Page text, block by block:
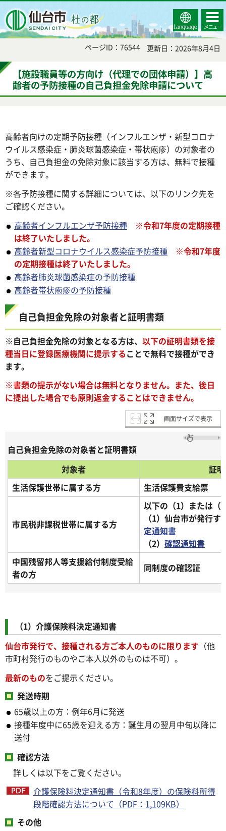
Select
Language
コンテ
ンツメ
ニュー
ページID：76544 更新日：2026年8月4日
【施設職員等の方向け（代理での団体申請）】高
齢者の予防接種の自己負担金免除申請について
高齢者向けの定期予防接種（インフルエンザ・新型コロナ
ウイルス感染症・肺炎球菌感染症・帯状疱疹）の対象者の
うち、自己負担金の免除対象に該当する方は、無料で接種
ができます。
※各予防接種に関する詳細については、以下のリンク先を
ご確認ください。
高齢者インフルエンザ予防接種
※令和7年度の定期接種
は終了いたしました。
高齢者新型コロナウイルス感染症予防接種
※令和7年度
の定期接種は終了いたしました。
高齢者肺炎球菌感染症の予防接種
高齢者帯状疱疹の予防接種
自己負担金免除の対象者と証明書類
※自己負担金免除の対象となる方は、 以下の証明書類を接
種当日に登録医療機関に提示することで無料で接種ができ
ます。
※書類の提示がない場合は無料となりません。また、後日
に提出した場合でも原則返金することはできません。
画面サイズで表示
自己負担金免除の対象者と証明書類
対象者
証
生活保護世帯に属する方
生活保護費支給票
市民税非課税世帯に属する方
以下の（1）または（
（1）仙台市が発行す
定通知書
（2） 確認通知書
中国残留邦人等支援給付制度受給
者の方
同制度の確認証
（1）介護保険料決定通知書
仙台市発行で、接種される方ご本人のものに限ります （他
市町村発行のものやご本人以外のものは不可）。
最新のものをご提示ください。
発送時期
65歳以上の方：例年6月に発送
接種年度中に65歳を迎える方：誕生月の翌月中旬以降に
送付
確認方法
詳しくは以下をご覧ください。
介護保険料決定通知書（令和8年度）の保険料所得
段階確認方法について（PDF：1,109KB）
その他